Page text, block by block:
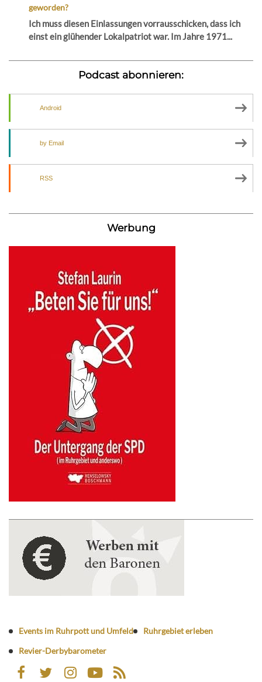
geworden?
Ich muss diesen Einlassungen vorrausschicken, dass ich
einst ein glühender Lokalpatriot war. Im Jahre 1971...
Podcast abonnieren:
Android
by Email
RSS
Werbung
Events im Ruhrpott und Umfeld
Ruhrgebiet erleben
Revier-Derbybarometer